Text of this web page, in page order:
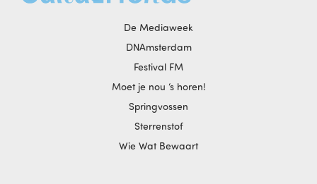
De Mediaweek
DNAmsterdam
Festival FM
Moet je nou ‘s horen!
Springvossen
Sterrenstof
Wie Wat Bewaart